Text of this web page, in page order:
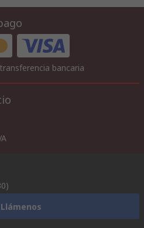
bancaria
Llámenos